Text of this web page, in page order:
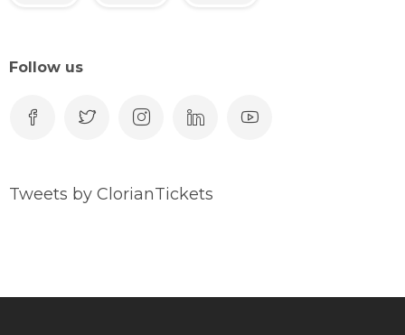
Follow us
Tweets by ClorianTickets